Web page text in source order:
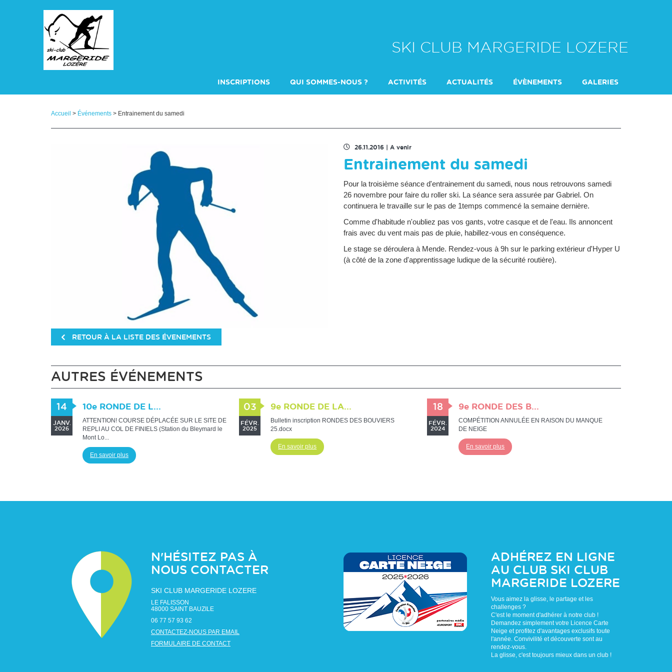
SKI CLUB MARGERIDE LOZERE
INSCRIPTIONS QUI SOMMES-NOUS ? ACTIVITÉS ACTUALITÉS ÉVÈNEMENTS GALERIES
Accueil > Événements > Entrainement du samedi
RETOUR À LA LISTE DES ÉVENEMENTS
26.11.2016 A venir
Entrainement du samedi
Pour la troisième séance d'entrainement du samedi, nous nous retrouvons samedi
26 novembre pour faire du roller ski. La séance sera assurée par Gabriel. On
continuera le travaille sur le pas de 1temps commencé la semaine dernière.
Comme d'habitude n'oubliez pas vos gants, votre casque et de l'eau. Ils annoncent
frais avec du vent mais pas de pluie, habillez-vous en conséquence.
Le stage se déroulera à Mende. Rendez-vous à 9h sur le parking extérieur d'Hyper U
(à côté de la zone d'apprentissage ludique de la sécurité routière).
AUTRES ÉVÉNEMENTS
14
JANV.
2026
10e RONDE DE L...
ATTENTION! COURSE DÉPLACÉE SUR LE SITE DE
REPLI AU COL DE FINIELS (Station du Bleymard le
Mont Lo...
En savoir plus
03
FÉVR.
2025
9e RONDE DE LA...
Bulletin inscription RONDES DES BOUVIERS
25.docx
En savoir plus
18
FÉVR.
2024
9e RONDE DES B...
COMPÉTITION ANNULÉE EN RAISON DU MANQUE
DE NEIGE
En savoir plus
N'HÉSITEZ PAS À
NOUS CONTACTER
SKI CLUB MARGERIDE LOZERE
LE FALISSON
48000 SAINT BAUZILE
06 77 57 93 62
CONTACTEZ-NOUS PAR EMAIL
FORMULAIRE DE CONTACT
ADHÉREZ EN LIGNE
AU CLUB SKI CLUB
MARGERIDE LOZERE
Vous aimez la glisse, le partage et les
challenges ?
C'est le moment d'adhérer à notre club !
Demandez simplement votre Licence Carte
Neige et profitez d'avantages exclusifs toute
l'année. Convivilité et découverte sont au
rendez-vous.
La glisse, c'est toujours mieux dans un club !